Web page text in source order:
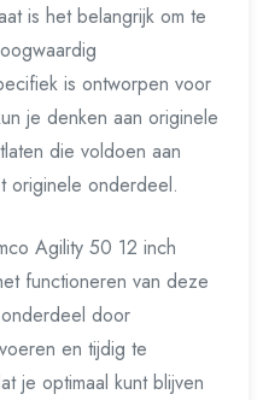
is het belangrijk om te
is ontworpen voor
je denken aan originele
die voldoen aan
originele onderdeel.
Agility 50 12 inch
functioneren van deze
door
en tijdig te
je optimaal kunt blijven